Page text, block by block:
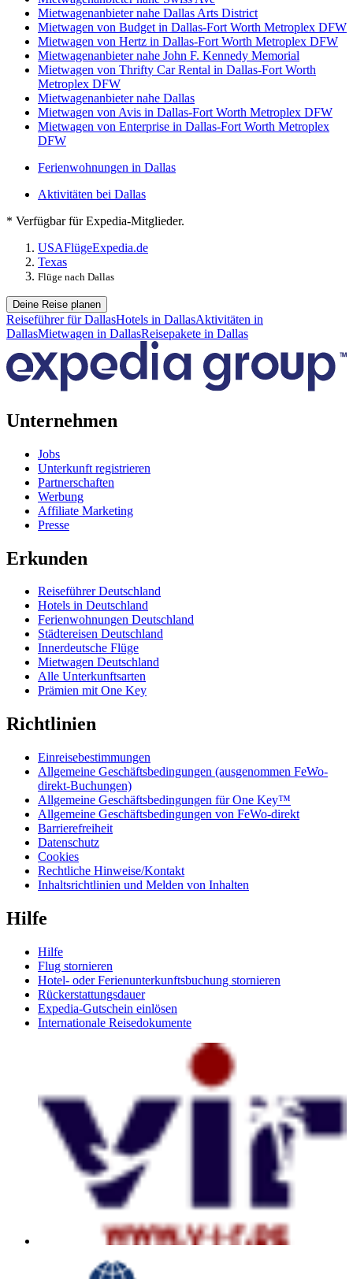
Mietwagenanbieter nahe Dallas Arts District
Mietwagen von Budget in Dallas-Fort Worth Metroplex DFW
Mietwagen von Hertz in Dallas-Fort Worth Metroplex DFW
Mietwagenanbieter nahe John F. Kennedy Memorial
Mietwagen von Thrifty Car Rental in Dallas-Fort Worth
Metroplex DFW
Mietwagenanbieter nahe Dallas
Mietwagen von Avis in Dallas-Fort Worth Metroplex DFW
Mietwagen von Enterprise in Dallas-Fort Worth Metroplex
DFW
Ferienwohnungen in Dallas
Aktivitäten bei Dallas
* Verfügbar für Expedia-Mitglieder.
USAFlügeExpedia.de
Texas
Flüge nach Dallas
Deine Reise planen
Reiseführer für DallasHotels in DallasAktivitäten in
DallasMietwagen in DallasReisepakete in Dallas
Unternehmen
Jobs
Unterkunft registrieren
Partnerschaften
Werbung
Affiliate Marketing
Presse
Erkunden
Reiseführer Deutschland
Hotels in Deutschland
Ferienwohnungen Deutschland
Städtereisen Deutschland
Innerdeutsche Flüge
Mietwagen Deutschland
Alle Unterkunftsarten
Prämien mit One Key
Richtlinien
Einreisebestimmungen
Allgemeine Geschäftsbedingungen (ausgenommen FeWo-
direkt-Buchungen)
Allgemeine Geschäftsbedingungen für One Key™
Allgemeine Geschäftsbedingungen von FeWo-direkt
Barrierefreiheit
Datenschutz
Cookies
Rechtliche Hinweise/Kontakt
Inhaltsrichtlinien und Melden von Inhalten
Hilfe
Hilfe
Flug stornieren
Hotel- oder Ferienunterkunftsbuchung stornieren
Rückerstattungsdauer
Expedia-Gutschein einlösen
Internationale Reisedokumente